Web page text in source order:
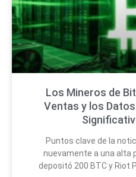
Los Mineros de
Ventas y los
Puntos clave de la
nuevamente a una alta
depositó 200 BTC y Riot